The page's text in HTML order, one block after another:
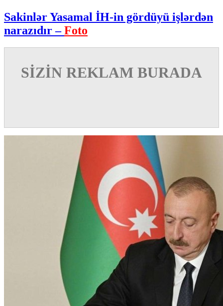
Sakinlər Yasamal İH-in gördüyü işlərdən
narazıdır –Foto
SİZİN REKLAM BURADA